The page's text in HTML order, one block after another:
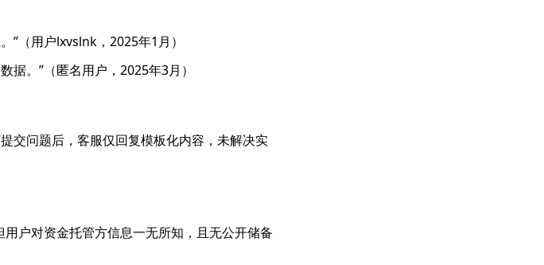
”（用户lxvslnk，2025年1月）
据。”（匿名用户，2025年3月）
交问题后，客服仅回复模板化内容，未解决实
户对资金托管方信息一无所知，且无公开储备